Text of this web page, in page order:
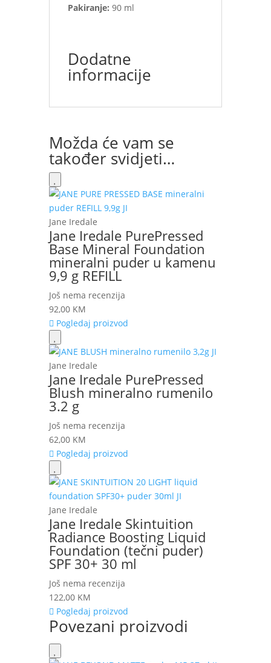
Pakiranje: 90 ml
Dodatne
informacije
Možda će vam se
također svidjeti…
Jane Iredale
Jane Iredale PurePressed
Base Mineral Foundation
mineralni puder u kamenu
9,9 g REFILL
Još nema recenzija
92,00 KM
Pogledaj proizvod
Jane Iredale
Jane Iredale PurePressed
Blush mineralno rumenilo
3.2 g
Još nema recenzija
62,00 KM
Pogledaj proizvod
Jane Iredale
Jane Iredale Skintuition
Radiance Boosting Liquid
Foundation (tečni puder)
SPF 30+ 30 ml
Još nema recenzija
122,00 KM
Pogledaj proizvod
Povezani proizvodi